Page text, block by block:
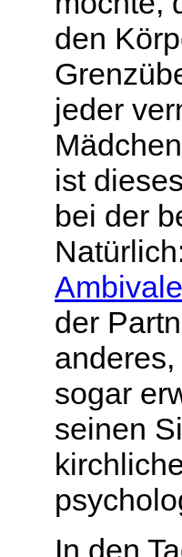
den
jeder
ist
bei der
der
sogar
seinen
In den